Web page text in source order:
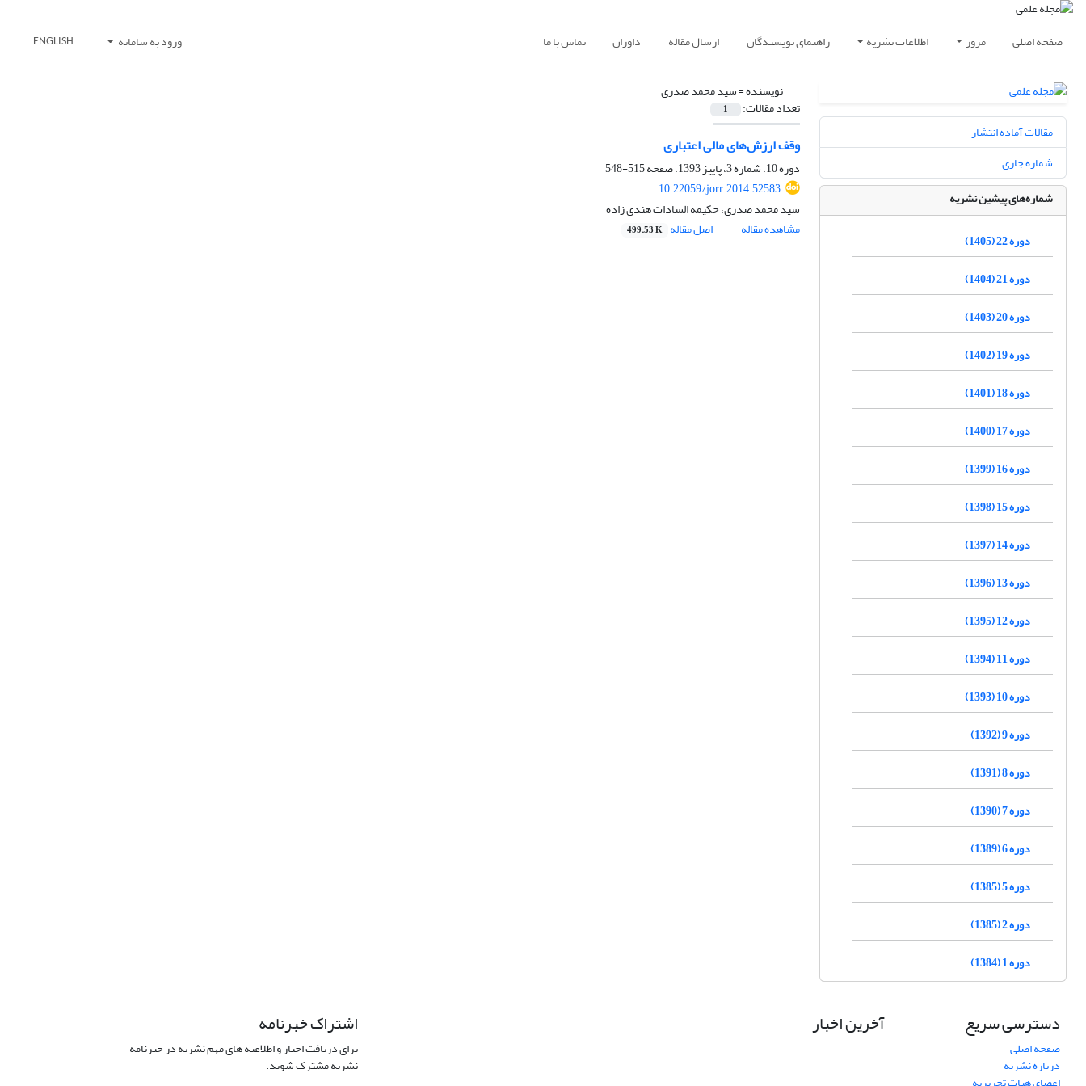
صفحه اصلی مرور اطلاعات نشریه راهنمای نویسندگان ارسال مقاله داوران تماس با ما ورود به سامانه ENGLISH
نویسنده =سید محمد صدری
تعداد مقالات: 1
وقف ارزش‌های مالی اعتباری
دوره 10، شماره 3، پاییز 1393، صفحه
515-548
10.22059/jorr.2014.52583
سید محمد صدری، حکیمه السادات هندی زاده
مشاهده مقاله
اصل مقاله 499.53 K
مقالات آماده انتشار
شماره جاری
شماره‌های پیشین نشریه
دوره 22 (1405)
دوره 21 (1404)
دوره 20 (1403)
دوره 19 (1402)
دوره 18 (1401)
دوره 17 (1400)
دوره 16 (1399)
دوره 15 (1398)
دوره 14 (1397)
دوره 13 (1396)
دوره 12 (1395)
دوره 11 (1394)
دوره 10 (1393)
دوره 9 (1392)
دوره 8 (1391)
دوره 7 (1390)
دوره 6 (1389)
دوره 5 (1385)
دوره 2 (1385)
دوره 1 (1384)
دسترسی سریع
صفحه اصلی
درباره نشریه
آخرین اخبار اشتراک خبرنامه
برای دریافت اخبار و اطلاعیه های مهم نشریه در خبرنامه
نشریه مشترک شوید.